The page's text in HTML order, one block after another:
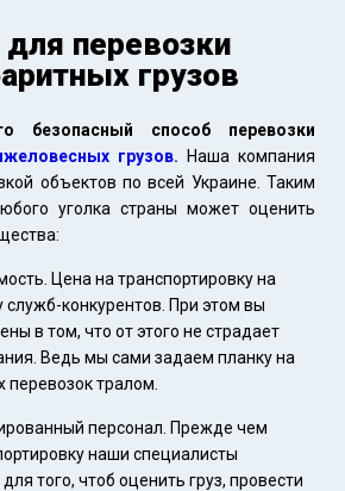
перевозки
грузов
безопасный способ перевозки
грузов. Наша компания
объектов по всей Украине. Таким
уголка страны может оценить
Цена на транспортировку на
конкурентов. При этом вы
в том, что от этого не страдает
Ведь мы сами задаем планку на
перевозок тралом.
персонал. Прежде чем
наши специалисты
того, чтоб оценить груз, провести